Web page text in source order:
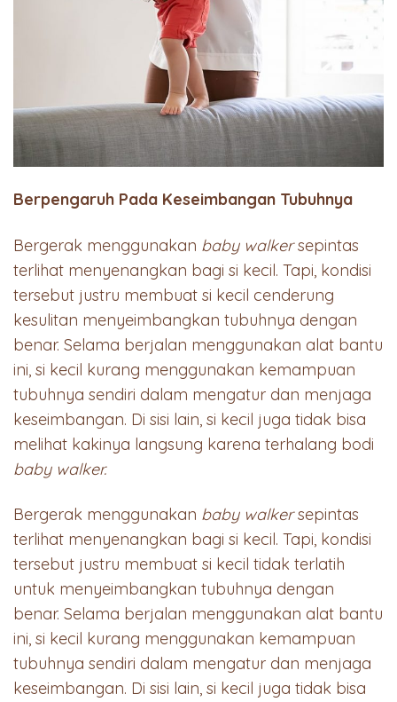
Berpengaruh Pada Keseimbangan Tubuhnya
Bergerak menggunakan baby walkersepintas
terlihat menyenangkan bagi si kecil. Tapi, kondisi
tersebut justru membuat si kecil cenderung
kesulitan menyeimbangkan tubuhnya dengan
benar. Selama berjalan menggunakan alat bantu
ini, si kecil kurang menggunakan kemampuan
tubuhnya sendiri dalam mengatur dan menjaga
keseimbangan. Di sisi lain, si kecil juga tidak bisa
melihat kakinya langsung karena terhalang bodi
baby walker.
Bergerak menggunakan baby walkersepintas
terlihat menyenangkan bagi si kecil. Tapi, kondisi
tersebut justru membuat si kecil tidak terlatih
untuk menyeimbangkan tubuhnya dengan
benar. Selama berjalan menggunakan alat bantu
ini, si kecil kurang menggunakan kemampuan
tubuhnya sendiri dalam mengatur dan menjaga
keseimbangan. Di sisi lain, si kecil juga tidak bisa